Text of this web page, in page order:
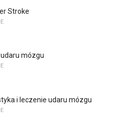
Stroke
mózgu
i leczenie udaru mózgu